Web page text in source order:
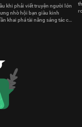
khi phải viết truyện người lớn
nhờ hội bạn giàu kinh
khai phá tài năng sáng tác của